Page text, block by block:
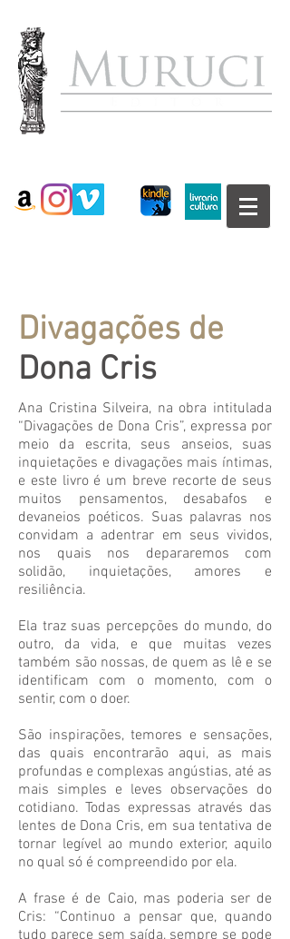
Divagações de
Dona Cris
Ana Cristina Silveira, na obra intitulada
“Divagações de Dona Cris”, expressa por
meio da escrita, seus anseios, suas
inquietações e divagações mais íntimas,
e este livro é um breve recorte de seus
muitos pensamentos, desabafos e
devaneios poéticos. Suas palavras nos
convidam a adentrar em seus vividos,
nos quais nos depararemos com
solidão, inquietações, amores e
resiliência.
Ela traz suas percepções do mundo, do
outro, da vida, e que muitas vezes
também são nossas, de quem as lê e se
identificam com o momento, com o
sentir, com o doer.
São inspirações, temores e sensações,
das quais encontrarão aqui, as mais
profundas e complexas angústias, até as
mais simples e leves observações do
cotidiano. Todas expressas através das
lentes de Dona Cris, em sua tentativa de
tornar legível ao mundo exterior, aquilo
no qual só é compreendido por ela.
A frase é de Caio, mas poderia ser de
Cris: “Continuo a pensar que, quando
tudo parece sem saída, sempre se pode